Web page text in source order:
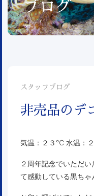
ブログ
スタッフブログ
非売品のデ
気温：２３℃ 水温：
２周年記念でいただ
て感動している黒ちゃ